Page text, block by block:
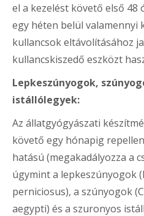
el a kezelést követő első 48
egy héten belül valamennyi
kullancsok eltávolításához
kullancskiszedő eszközt
Lepkeszúnyogok,
istállólegyek:
Az állatgyógyászati
követő egy hónapig
hatású (megakadályozza a
úgymint a lepkeszúnyogok
perniciosus), a szúnyogok
aegypti) és a szuronyos